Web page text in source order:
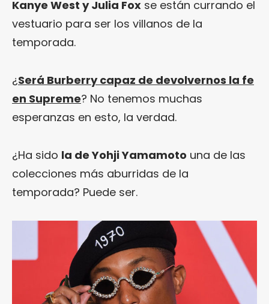
Kanye West y Julia Fox se están currando el
vestuario para ser los villanos de la
temporada.
¿Será Burberry capaz de devolvernos la fe
en Supreme? No tenemos muchas
esperanzas en esto, la verdad.
¿Ha sido la de Yohji Yamamoto una de las
colecciones más aburridas de la
temporada? Puede ser.